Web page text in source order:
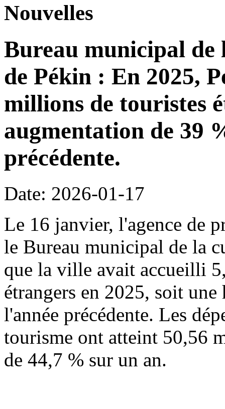
Nouvelles
Bureau municipal
de Pékin : En 2025,
millions de touristes
augmentation de 39
précédente.
Date: 2026-01-17
Le 16 janvier, l'agence de
le Bureau municipal de la
que la ville avait accueilli
étrangers en 2025, soit
l'année précédente. Les
tourisme ont atteint 50,56
de 44,7 % sur un an.